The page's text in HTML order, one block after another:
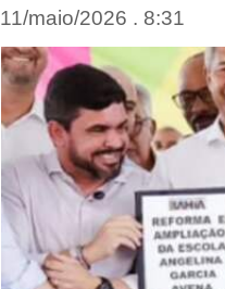
11/maio/2026 . 8:31